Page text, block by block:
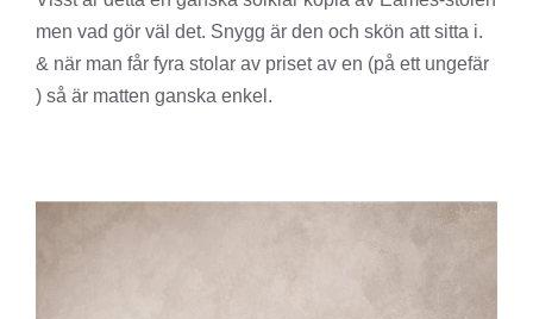
men vad gör väl det. Snygg är den och skön att sitta i.
& när man får fyra stolar av priset av en (på ett ungefär
) så är matten ganska enkel.